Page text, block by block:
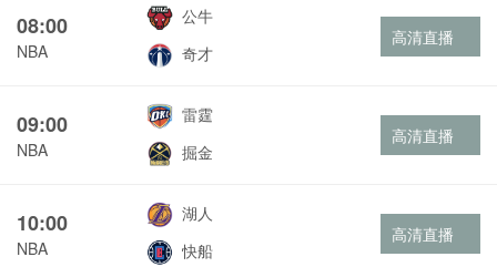
08:00
NBA
公牛
奇才
高清直播
09:00
NBA
雷霆
掘金
高清直播
10:00
NBA
湖人
快船
高清直播